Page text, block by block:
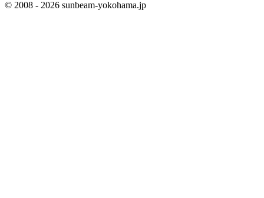
© 2008 - 2026 sunbeam-yokohama.jp